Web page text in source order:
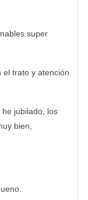
trato y atención.
jubilado, los
bien,